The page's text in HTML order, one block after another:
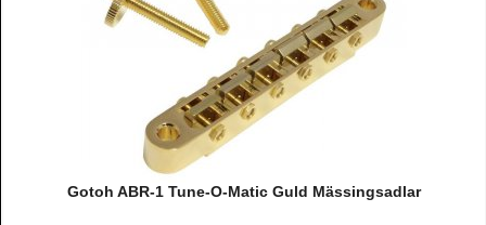
Gotoh ABR-1 Tune-O-Matic Guld Mässingsadlar